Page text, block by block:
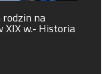
rodzin na
XIX w.- Historia